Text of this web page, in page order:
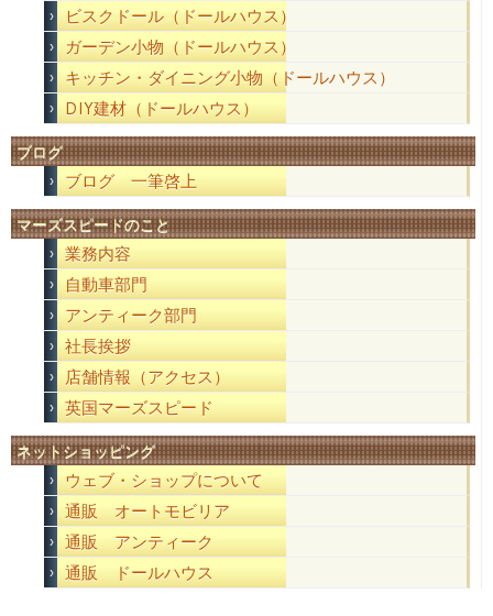
ビスクドール（ドールハウス）
ガーデン小物（ドールハウス）
キッチン・ダイニング小物（ドールハウス）
DIY建材（ドールハウス）
ブログ
ブログ 一筆啓上
マーズスピードのこと
業務内容
自動車部門
アンティーク部門
社長挨拶
店舗情報（アクセス）
英国マーズスピード
ネットショッピング
ウェブ・ショップについて
通販 オートモビリア
通販 アンティーク
通販 ドールハウス